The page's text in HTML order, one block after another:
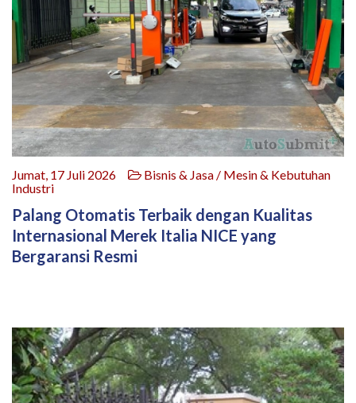
Jumat, 17 Juli 2026
Bisnis & Jasa / Mesin & Kebutuhan
Industri
Palang Otomatis Terbaik dengan Kualitas
Internasional Merek Italia NICE yang
Bergaransi Resmi